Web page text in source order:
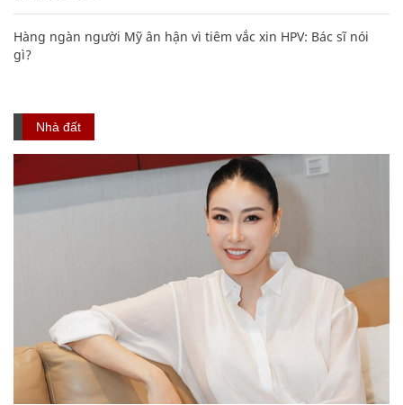
Hàng ngàn người Mỹ ân hận vì tiêm vắc xin HPV: Bác sĩ nói
gì?
Nhà đất